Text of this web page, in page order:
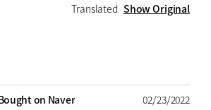
Translated Show Original
on Naver
02/23/2022